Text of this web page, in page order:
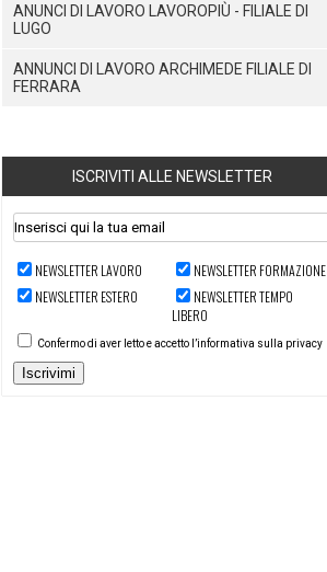
ANUNCI DI LAVORO LAVOROPIÙ - FILIALE DI
LUGO
ANNUNCI DI LAVORO ARCHIMEDE FILIALE DI
FERRARA
ISCRIVITI ALLE NEWSLETTER
NEWSLETTER LAVORO
NEWSLETTER FORMAZIONE
NEWSLETTER ESTERO
NEWSLETTER TEMPO
LIBERO
Confermo di aver letto e accetto l’informativa sulla privacy
Iscrivimi